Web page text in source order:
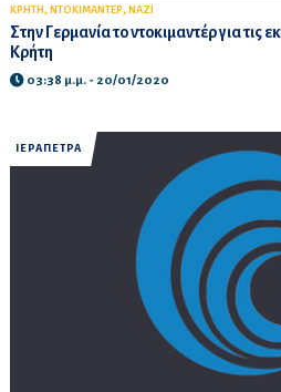
ΚΡΗΤΗ , ΝΤΟΚΙΜΑΝΤΕΡ, ΝΑΖΙ
Στην Γερμανία το ντοκιμαντέρ για τις
Κρήτη
03:38 μ.μ. - 20/01/2020
ΙΕΡΑΠΕΤΡΑ